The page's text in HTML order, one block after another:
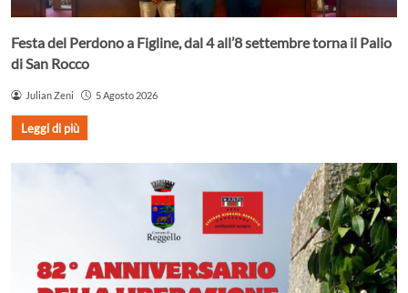
Festa del Perdono a Figline, dal 4 all’8 settembre torna il Palio
di San Rocco
Julian Zeni 5 Agosto 2026
Leggi di più